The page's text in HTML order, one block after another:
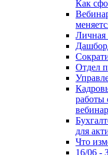
Как
Личная
Отдел
работы
для
Что
16/06 -